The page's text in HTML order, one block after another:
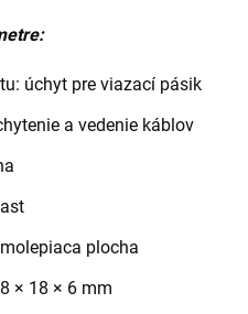
úchyt pre viazací pásik
a vedenie káblov
plocha
× 18 × 6 mm